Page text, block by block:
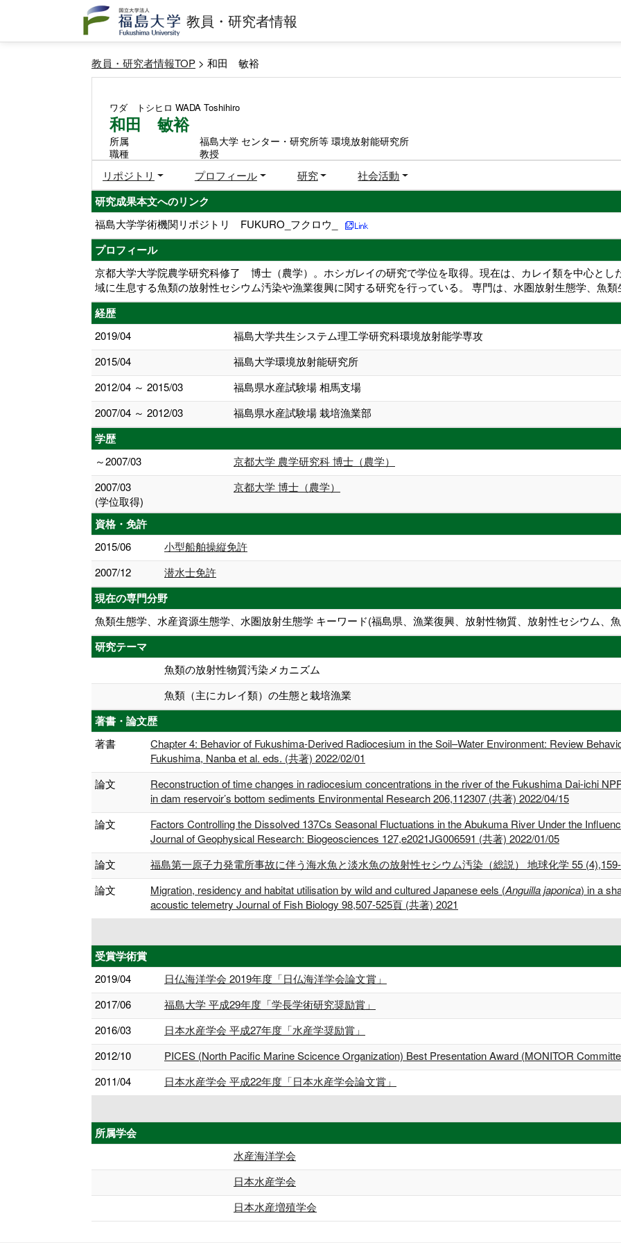
教員・研究者情報
教員・研究者情報TOP > 和田 敏裕
ワダ トシヒロ WADA Toshihiro
和田 敏裕
所属
福島大学 センター・研究所等 環境放射能研究所
職種
教授
リポジトリ プロフィール 研究 社会活動
研究成果本文へのリンク
福島大学学術機関リポジトリ FUKURO_フクロウ_
プロフィール
京都大学大学院農学研究科修了 博士（農学）。ホシガレイの研究で学位を取得。現在は、カレイ類を中心とし
域に生息する魚類の放射性セシウム汚染や漁業復興に関する研究を行っている。 専門は、水圏放射生態学、魚
経歴
2019/04
福島大学共生システム理工学研究科環境放射能学専攻
2015/04
福島大学環境放射能研究所
2012/04 ～ 2015/03
福島県水産試験場 相馬支場
2007/04 ～ 2012/03
福島県水産試験場 栽培漁業部
学歴
～2007/03
京都大学 農学研究科 博士（農学）
2007/03
(学位取得)
京都大学 博士（農学）
資格・免許
2015/06
小型船舶操縦免許
2007/12
潜水士免許
現在の専門分野
魚類生態学、水産資源生態学、水圏放射生態学 キーワード(福島県、漁業復興、放射性物質、放射性セシウム、
研究テーマ
魚類の放射性物質汚染メカニズム
魚類（主にカレイ類）の生態と栽培漁業
著書・論文歴
著書
Chapter 4: Behavior of Fukushima-Derived Radiocesium in the Soil–Water Environment: Review
Fukushima, Nanba et al. eds. (共著) 2022/02/01
論文
Reconstruction of time changes in radiocesium concentrations in the river of the Fukushima Dai-ichi
in dam reservoir’s bottom sediments Environmental Research 206,112307 (共著) 2022/04/15
論文
Factors Controlling the Dissolved 137Cs Seasonal Fluctuations in the Abukuma River Under the
Journal of Geophysical Research: Biogeosciences 127,e2021JG006591 (共著) 2022/01/05
論文
福島第一原子力発電所事故に伴う海水魚と淡水魚の放射性セシウム汚染（総説） 地球化学 55
論文
Migration, residency and habitat utilisation by wild and cultured Japanese eels (Anguilla japonica) in a
acoustic telemetry Journal of Fish Biology 98,507-525頁 (共著) 2021
受賞学術賞
2019/04
日仏海洋学会 2019年度「日仏海洋学会論文賞」
2017/06
福島大学 平成29年度「学長学術研究奨励賞」
2016/03
日本水産学会 平成27年度「水産学奨励賞」
2012/10
PICES (North Pacific Marine Scicence Organization) Best Presentation Award (MONITOR
2011/04
日本水産学会 平成22年度「日本水産学会論文賞」
所属学会
水産海洋学会
日本水産学会
日本水産増殖学会